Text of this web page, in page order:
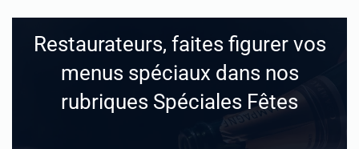
Restaurateurs, faites figurer vos
menus spéciaux dans nos
rubriques Spéciales Fêtes